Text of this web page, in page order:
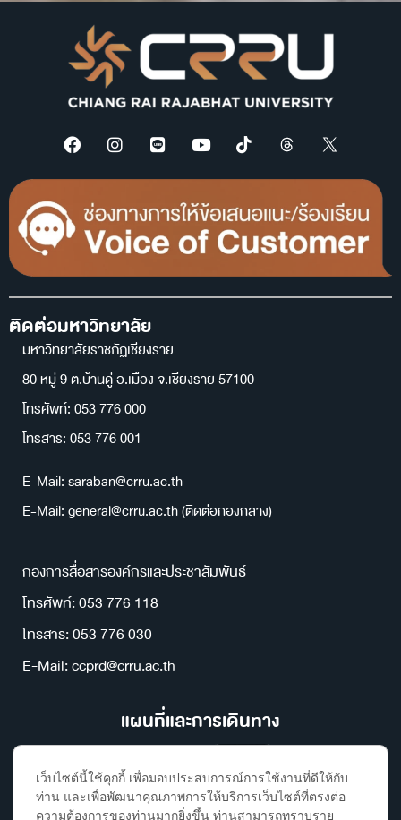
ติดต่อมหาวิทยาลัย
มหาวิทยาลัยราชภัฏเชียงราย
80 หมู่ 9 ต.บ้านดู่ อ.เมือง จ.เชียงราย 57100
โทรศัพท์: 053 776 000
โทรสาร: 053 776 001
E-Mail: saraban@crru.ac.th
E-Mail: general@crru.ac.th (ติดต่อกองกลาง)
กองการสื่อสารองค์กรและประชาสัมพันธ์
โทรศัพท์: 053 776 118
โทรสาร: 053 776 030
E-Mail: ccprd@crru.ac.th
แผนที่และการเดินทาง
เว็บไซต์นี้ใช้คุกกี้ เพื่อมอบประสบการณ์การใช้งานที่ดีให้กับ
ท่าน และเพื่อพัฒนาคุณภาพการให้บริการเว็บไซต์ที่ตรงต่อ
ความต้องการของท่านมากยิ่งขึ้น ท่านสามารถทราบราย